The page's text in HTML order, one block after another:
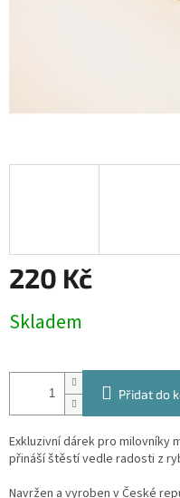
220 Kč
cena:
Skladem
Přidat do
Exkluzivní dárek pro milovníky
přináší štěstí vedle radosti z
Navržen a vyroben v České